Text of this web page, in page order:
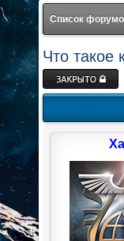
Список
Что такое
Закрыто